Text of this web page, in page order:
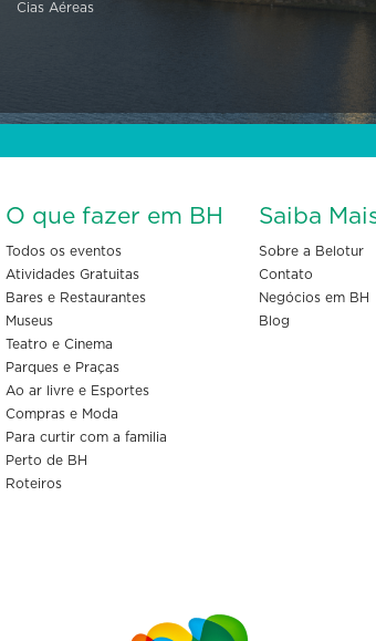
Cias Aéreas
O que fazer em BH
Todos os eventos
Atividades Gratuitas
Bares e Restaurantes
Museus
Teatro e Cinema
Parques e Praças
Ao ar livre e Esportes
Compras e Moda
Para curtir com a familia
Perto de BH
Roteiros
Saiba
Sobre a Belotur
Contato
Negócios em BH
Blog